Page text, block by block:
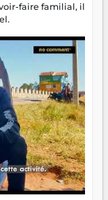
faire familial, il